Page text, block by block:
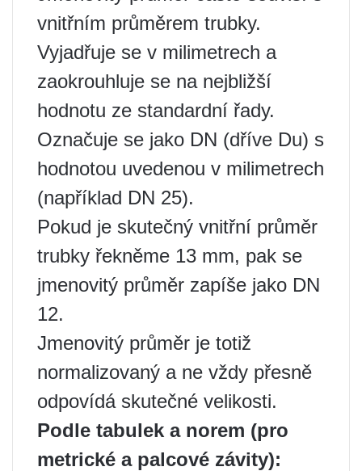
vnitřním průměrem trubky.
Vyjadřuje se v milimetrech a
zaokrouhluje se na nejbližší
hodnotu ze standardní řady.
Označuje se jako DN (dříve Du) s
hodnotou uvedenou v milimetrech
(například DN 25).
Pokud je skutečný vnitřní průměr
trubky řekněme 13 mm, pak se
jmenovitý průměr zapíše jako DN
12.
Jmenovitý průměr je totiž
normalizovaný a ne vždy přesně
odpovídá skutečné velikosti.
Podle tabulek a norem (pro
metrické a palcové závity):